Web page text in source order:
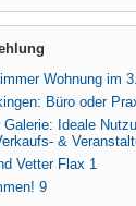
Wohnung im
Büro oder
Ideale
&
Vetter Flax 1
9